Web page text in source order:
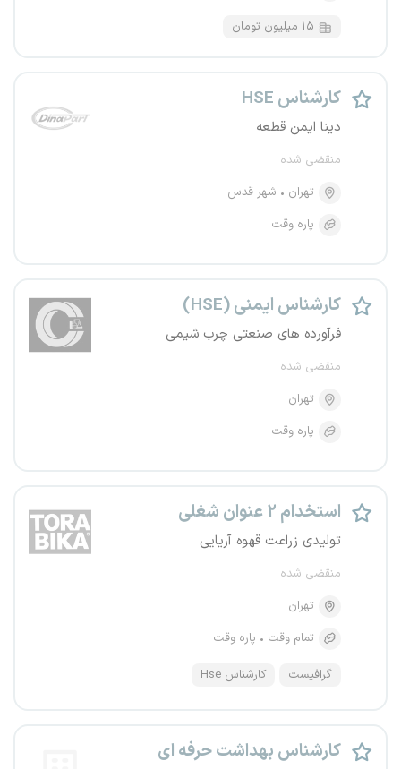
۱۵ میلیون تومان
کارشناس HSE
دینا ایمن قطعه
منقضی شده
تهران
شهر قدس
پاره وقت
کارشناس ایمنی (HSE)
فرآورده های صنعتی چرب شیمی
منقضی شده
تهران
پاره وقت
استخدام ۲ عنوان شغلی
تولیدی زراعت قهوه آریایی
منقضی شده
تهران
تمام وقت
پاره وقت
گرافیست کارشناس Hse
کارشناس بهداشت حرفه ای